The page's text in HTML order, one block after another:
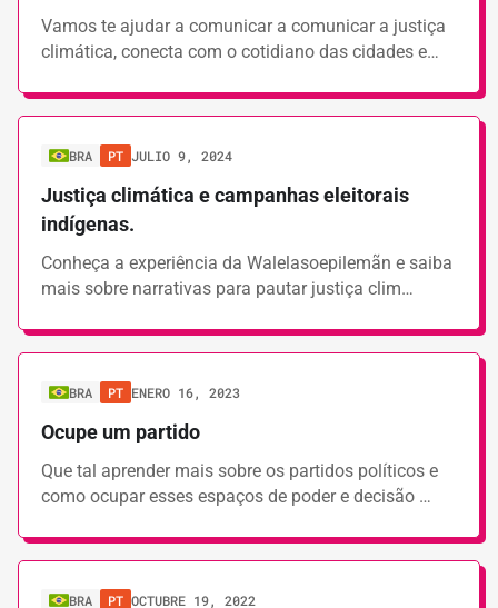
Vamos te ajudar a comunicar a comunicar a justiça
climática, conecta com o cotidiano das cidades e…
BRA PT JULIO 9, 2024
Justiça climática e campanhas eleitorais
indígenas.
Conheça a experiência da Walelasoepilemãn e saiba
mais sobre narrativas para pautar justiça clim…
BRA PT ENERO 16, 2023
Ocupe um partido
Que tal aprender mais sobre os partidos políticos e
como ocupar esses espaços de poder e decisão …
BRA PT OCTUBRE 19, 2022